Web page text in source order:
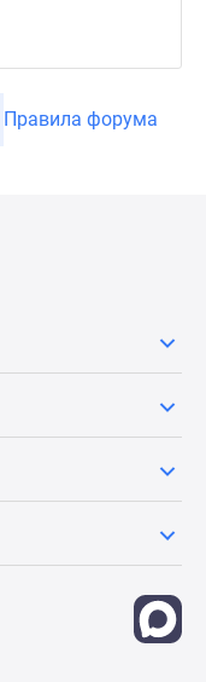
Правила форума